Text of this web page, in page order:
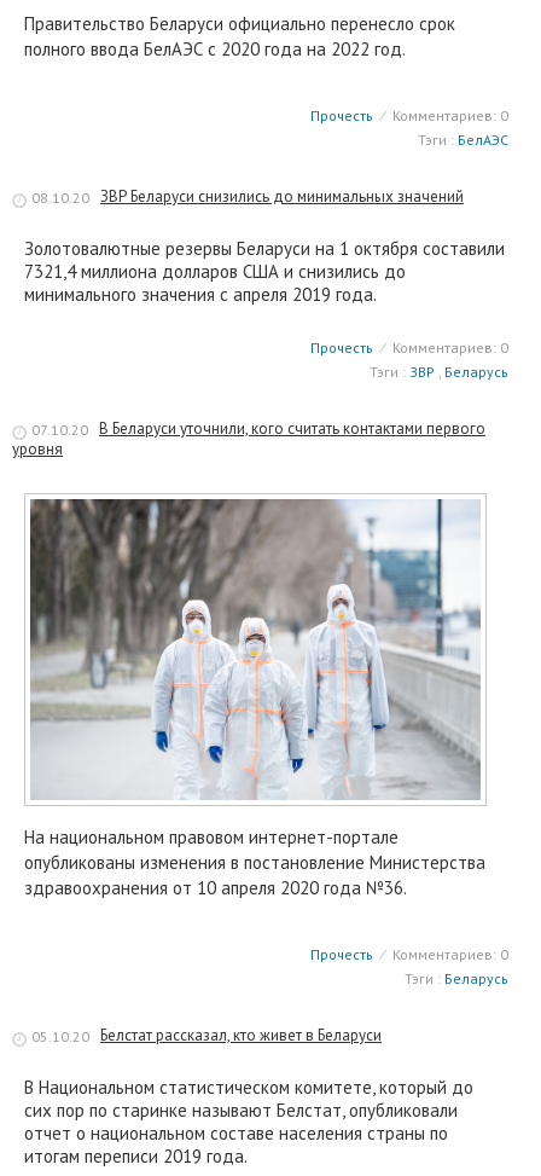
Правительство Беларуси официально перенесло срок
полного ввода БелАЭС с 2020 года на 2022 год.
Прочесть ⁄ Комментариев: 0
Тэги : БелАЭС
08.10.20 ЗВР Беларуси снизились до минимальных значений
Золотовалютные резервы Беларуси на 1 октября составили
7321,4 миллиона долларов США и снизились до
минимального значения с апреля 2019 года.
Прочесть ⁄ Комментариев: 0
Тэги : ЗВР , Беларусь
07.10.20 В Беларуси уточнили, кого считать контактами первого
уровня
На национальном правовом интернет-портале
опубликованы изменения в постановление Министерства
здравоохранения от 10 апреля 2020 года №36.
Прочесть ⁄ Комментариев: 0
Тэги : Беларусь
05.10.20 Белстат рассказал, кто живет в Беларуси
В Национальном статистическом комитете, который до
сих пор по старинке называют Белстат, опубликовали
отчет о национальном составе населения страны по
итогам переписи 2019 года.